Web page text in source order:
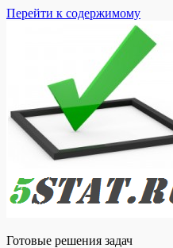
Перейти к содержимому
Готовые решения задач